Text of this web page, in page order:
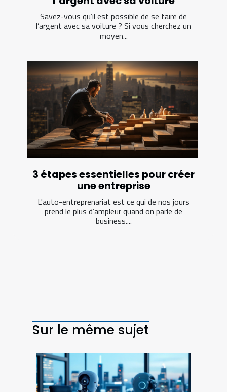
Savez-vous qu’il est possible de se faire de
l’argent avec sa voiture ? Si vous cherchez un
moyen...
3 étapes essentielles pour créer
une entreprise
L'auto-entreprenariat est ce qui de nos jours
prend le plus d’ampleur quand on parle de
business....
Sur le même sujet